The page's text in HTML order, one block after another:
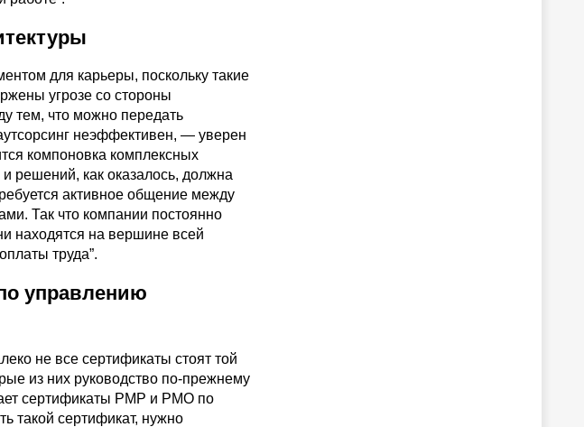
для карьеры, поскольку такие
угрозе со стороны
тем, что можно передать
неэффективен, — уверен
компоновка комплексных
решений, как оказалось, должна
активное общение между
Так что компании постоянно
находятся на вершине всей
труда”.
управлению
не все сертификаты стоят той
из них руководство по-прежнему
сертификаты PMP и PMO по
такой сертификат, нужно